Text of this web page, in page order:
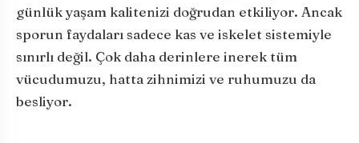
günlük yaşam kalitenizi doğrudan etkiliyor. Ancak
sporun faydaları sadece kas ve iskelet sistemiyle
sınırlı değil. Çok daha derinlere inerek tüm
vücudumuzu, hatta zihnimizi ve ruhumuzu da
besliyor.